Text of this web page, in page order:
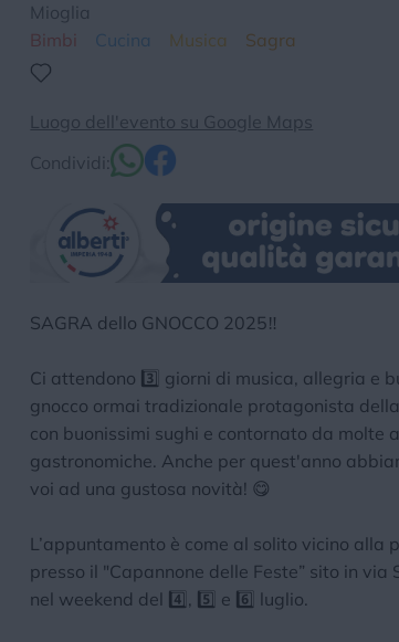
Mioglia
Bimbi Cucina Musica Sagra
Luogo dell'evento su Google Maps
Condividi:
SAGRA dello GNOCCO 2025‼️
Ci attendono 3️⃣ giorni di musica, allegria e
gnocco ormai tradizionale protagonista
con buonissimi sughi e contornato da molte
gastronomiche. Anche per quest'anno
voi ad una gustosa novità! 😋
L’appuntamento è come al solito vicino alla
presso il "Capannone delle Feste” sito in via
nel weekend del 4️⃣, 5️⃣ e 6️⃣ luglio.